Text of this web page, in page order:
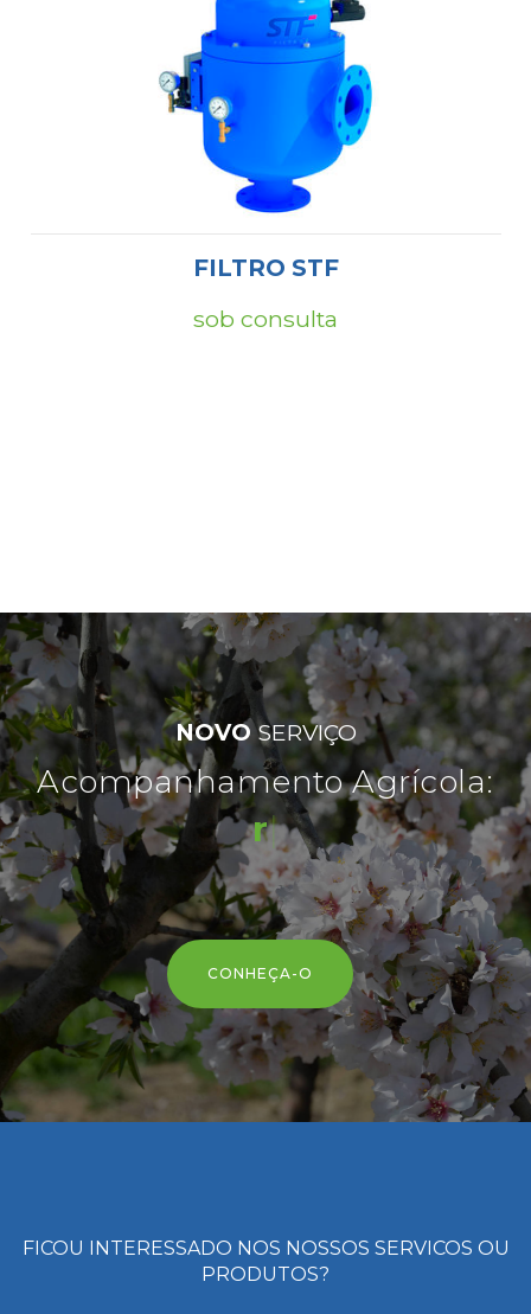
FILTRO STF
sob consulta
NOVOSERVIÇO
Acompanhamento Agrícola:
reduçã|
CONHEÇA-O
FICOU INTERESSADO NOS NOSSOS SERVICOS OU
PRODUTOS?